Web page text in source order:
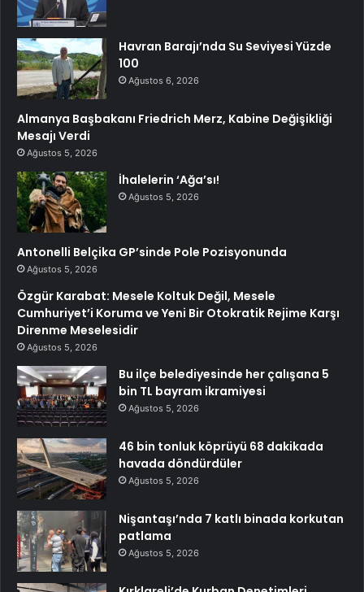
Havran Barajı’nda Su Seviyesi Yüzde
100
Ağustos 6, 2026
Almanya Başbakanı Friedrich Merz, Kabine Değişikliği
Mesajı Verdi
Ağustos 5, 2026
İhalelerin ‘Ağa’sı!
Ağustos 5, 2026
Antonelli Belçika GP’sinde Pole Pozisyonunda
Ağustos 5, 2026
Özgür Karabat: Mesele Koltuk Değil, Mesele
Cumhuriyet’i Koruma ve Yeni Bir Otokratik Rejime Karşı
Direnme Meselesidir
Ağustos 5, 2026
Bu ilçe belediyesinde her çalışana 5
bin TL bayram ikramiyesi
Ağustos 5, 2026
46 bin tonluk köprüyü 68 dakikada
havada döndürdüler
Ağustos 5, 2026
Nişantaşı’nda 7 katlı binada korkutan
patlama
Ağustos 5, 2026